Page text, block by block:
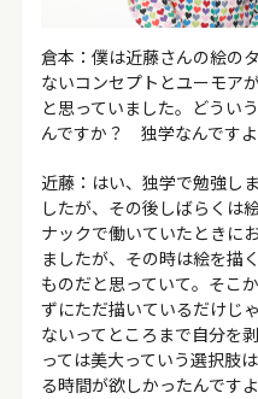
倉本：僕は近藤さんの絵の
ないコンセプトとユーモア
と思っていました。どうい
んですか？ 独学なんです
近藤：はい、独学で勉強し
したが、その後しばらくは
ナックで働いていたときに
ましたが、その時は絵を描
ものだと思っていて。そこ
ずにただ描いているだけじ
ないってところまで自分を
っては美大っていう選択肢
る時間が欲しかったんですよ